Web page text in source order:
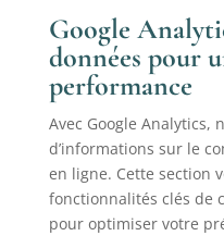
Google
données pour
performance
Avec Google Analytics,
d’informations sur le
en ligne. Cette section
fonctionnalités clés de
pour optimiser votre